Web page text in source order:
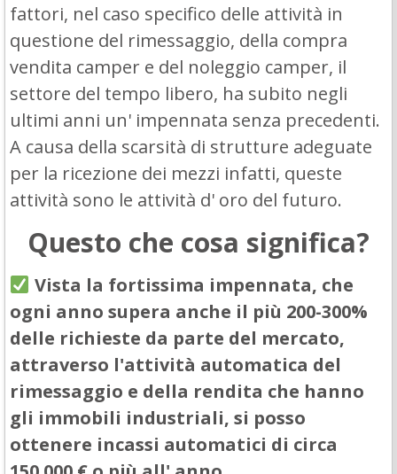
fattori, nel caso specifico delle attività in
questione del rimessaggio, della compra
vendita camper e del noleggio camper, il
settore del tempo libero, ha subito negli
ultimi anni un' impennata senza precedenti.
A causa della scarsità di strutture adeguate
per la ricezione dei mezzi infatti, queste
attività sono le attività d' oro del futuro.
Questo che cosa significa?
Vista la fortissima impennata, che
ogni anno supera anche il più 200-300%
delle richieste da parte del mercato,
attraverso l'attività automatica del
rimessaggio e della rendita che hanno
gli immobili industriali, si posso
ottenere incassi automatici di circa